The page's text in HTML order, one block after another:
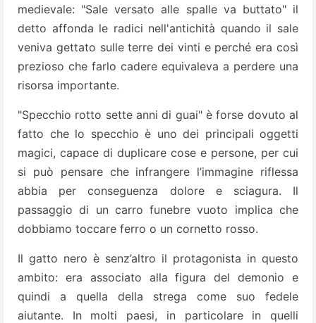
medievale: "Sale versato alle spalle va buttato" il
detto affonda le radici nell'antichità quando il sale
veniva gettato sulle terre dei vinti e perché era così
prezioso che farlo cadere equivaleva a perdere una
risorsa importante.
"Specchio rotto sette anni di guai" è forse dovuto al
fatto che lo specchio è uno dei principali oggetti
magici, capace di duplicare cose e persone, per cui
si può pensare che infrangere l’immagine riflessa
abbia per conseguenza dolore e sciagura. Il
passaggio di un carro funebre vuoto implica che
dobbiamo toccare ferro o un cornetto rosso.
Il gatto nero è senz’altro il protagonista in questo
ambito: era associato alla figura del demonio e
quindi a quella della strega come suo fedele
aiutante. In molti paesi, in particolare in quelli